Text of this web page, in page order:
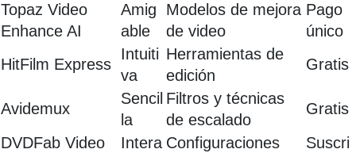
Topaz Video
Enhance AI
Amig
able
Modelos de mejora
de video
Pago
único
HitFilm Express
Intuiti
va
Herramientas de
edición
Gratis
Avidemux
Sencil
la
Filtros y técnicas
de escalado
Gratis
DVDFab Video
Intera Configuraciones
Suscri